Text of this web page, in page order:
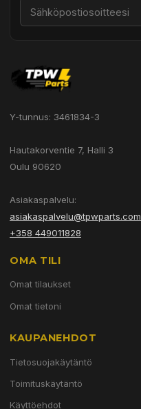
Y-tunnus: 3461834-3
Hautakorventie 7, Halli 3
Oulu 90620
Asiakaspalvelu:
asiakaspalvelu@tpwparts.com
+358 449011828
OMA TILI
Omat tilaukset
Omat tietoni
KAUPANEHDOT
Tietosuojakäytäntö
Toimituskäytäntö
Käyttöehdot